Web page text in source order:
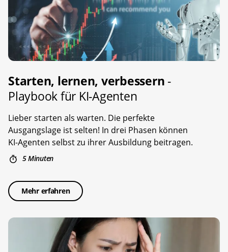
Starten, lernen, verbessern -
Playbook für KI-Agenten
Lieber starten als warten. Die perfekte
Ausgangslage ist selten! In drei Phasen können
KI-Agenten selbst zu ihrer Ausbildung beitragen.
5 Minuten
Mehr erfahren